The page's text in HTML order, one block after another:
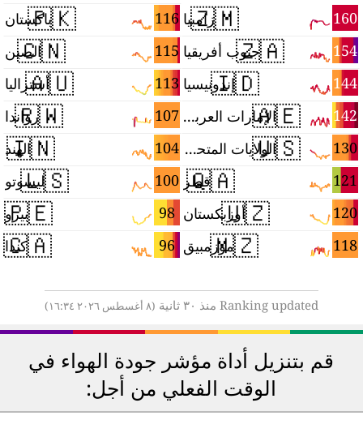
🇿🇲 160 زامبيا
🇿🇦 154 جنوب أفريقيا
🇮🇩 144 إندونيسيا
🇦🇪 142 الإمارات العربية المتحدة
🇺🇸 130 الولايات المتحدة
🇶🇦 121 قطر
🇺🇿 120 أوزبكستان
🇲🇿 118 موزمبيق
🇵🇰 116 باكستان
🇨🇳 115 الصين
🇦🇺 113 أستراليا
🇷🇼 107 رواندا
🇮🇳 104 الهند
🇱🇸 100 ليسوتو
🇵🇪 98 بيرو
🇨🇦 96 كندا
Ranking updated منذ ٣٠ ثانية
قم بتنزيل أداة مؤشر جودة الهواء في
الوقت الفعلي من أجل: